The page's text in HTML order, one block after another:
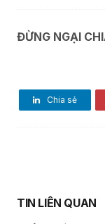
ĐỪNG NGẠI
Chia sẻ
TIN LIÊN QUAN